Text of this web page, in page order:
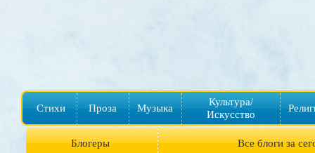
Стихи Проза Музыка
Культура/
Искусство
Блогеры Все блоги за